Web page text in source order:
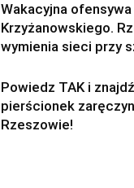
Wakacyjna
Krzyżanowskiego.
wymienia sieci przy
Powiedz TAK i
pierścionek
Rzeszowie!